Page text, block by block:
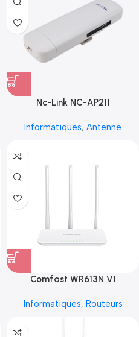
Nc-Link NC-AP211
Informatiques, Antenne
Comfast WR613N V1
Informatiques, Routeurs